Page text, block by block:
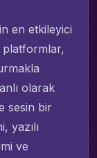
en etkileyici
platformlar,
olarak
sesin bir
yazılı
ve